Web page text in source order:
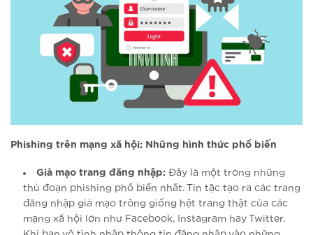
Phishing trên mạng xã hội: Những hình thức phổ biến
Giả mạo trang đăng nhập: Đây là một trong những
thủ đoạn phishing phổ biến nhất. Tin tặc tạo ra các trang
đăng nhập giả mạo trông giống hệt trang thật của các
mạng xã hội lớn như Facebook, Instagram hay Twitter.